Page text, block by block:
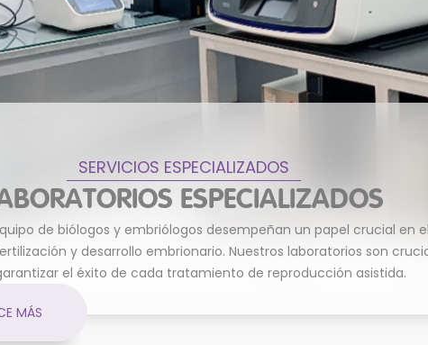
SERVICIOS ESPECIALIZADOS
ESPECIALIZADOS
de biólogos y embriólogos desempeñan un papel crucial en el
y desarrollo embrionario. Nuestros laboratorios son
el éxito de cada tratamiento de reproducción asistida.
MÁS